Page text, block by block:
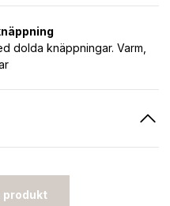
dolda knäppningar. Varm,
produkt